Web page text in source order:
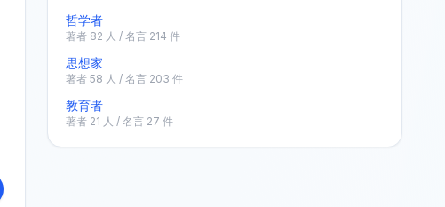
哲学者
著者 82 人 / 名言 214 件
思想家
著者 58 人 / 名言 203 件
教育者
著者 21 人 / 名言 27 件